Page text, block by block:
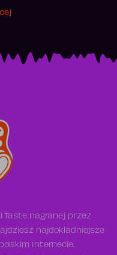
Taste nagranej przez
najdokładniejsze
Internecie.